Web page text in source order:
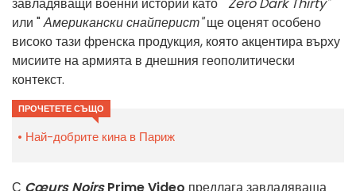
завладяващи военни истории като " Zero Dark Thirty"
или "Американски снайперист"ще оценят особено
високо тази френска продукция, която акцентира върху
мисиите на армията в днешния геополитически
контекст.
ПРОЧЕТЕТЕ СЪЩО
Най-добрите кина в Париж